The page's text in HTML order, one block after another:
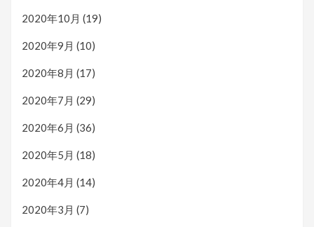
2020年10月 (19)
2020年9月 (10)
2020年8月 (17)
2020年7月 (29)
2020年6月 (36)
2020年5月 (18)
2020年4月 (14)
2020年3月 (7)